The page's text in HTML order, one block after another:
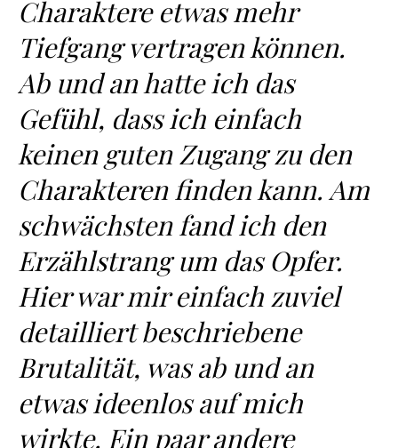
Charaktere etwas mehr
Tiefgang vertragen können.
Ab und an hatte ich das
Gefühl, dass ich einfach
keinen guten Zugang zu den
Charakteren finden kann. Am
schwächsten fand ich den
Erzählstrang um das Opfer.
Hier war mir einfach zuviel
detailliert beschriebene
Brutalität, was ab und an
etwas ideenlos auf mich
wirkte. Ein paar andere